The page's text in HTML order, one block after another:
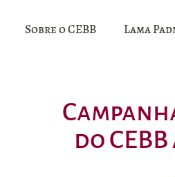
Sobre o CEBB Lama
do